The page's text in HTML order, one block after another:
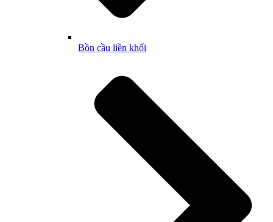
Bồn cầu liền khối